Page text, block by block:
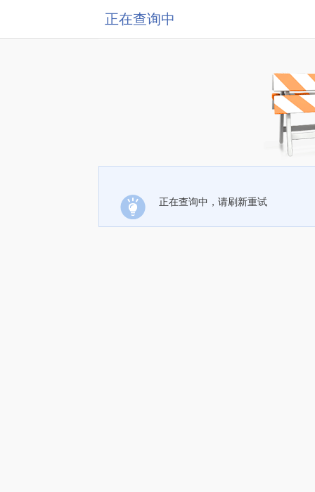
正在查询中
正在查询中，请刷新重试